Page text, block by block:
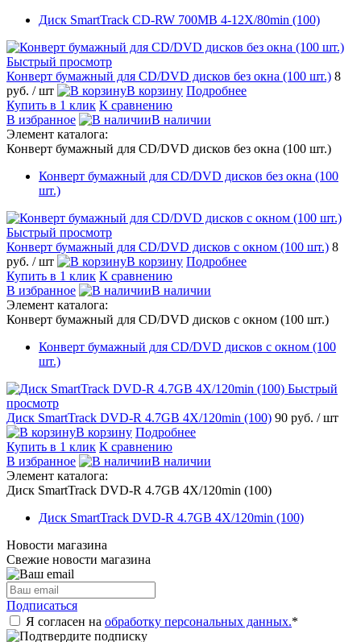
Диск SmartTrack CD-RW 700MB 4-12X/80min (100)
Быстрый просмотр
Конверт бумажный для CD/DVD дисков без окна (100 шт.) 8
руб. / шт В корзину Подробнее
Купить в 1 клик К сравнению
В избранное
В наличии
Элемент каталога:
Конверт бумажный для CD/DVD дисков без окна (100 шт.)
Конверт бумажный для CD/DVD дисков без окна (100
шт.)
Быстрый просмотр
Конверт бумажный для CD/DVD дисков с окном (100 шт.) 8
руб. / шт В корзину Подробнее
Купить в 1 клик К сравнению
В избранное
В наличии
Элемент каталога:
Конверт бумажный для CD/DVD дисков с окном (100 шт.)
Конверт бумажный для CD/DVD дисков с окном (100
шт.)
Быстрый
просмотр
Диск SmartTrack DVD-R 4.7GB 4X/120min (100) 90 руб. / шт
В корзину Подробнее
Купить в 1 клик К сравнению
В избранное
В наличии
Элемент каталога:
Диск SmartTrack DVD-R 4.7GB 4X/120min (100)
Диск SmartTrack DVD-R 4.7GB 4X/120min (100)
Новости магазина
Свежие новости магазина
Подписаться
Я согласен на обработку персональных данных.*